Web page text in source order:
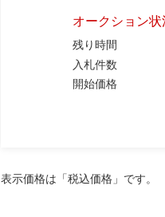
オークション状
残り時間
入札件数
開始価格
表示価格は「税込価格」です。